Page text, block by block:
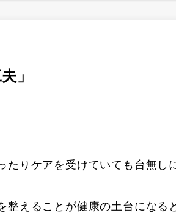
」
たりケアを受けていても台無し
えることが健康の土台になる